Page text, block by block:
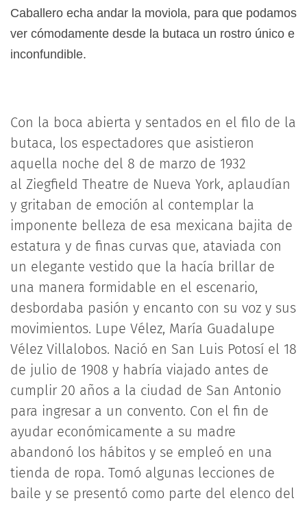
Caballero echa andar la moviola, para que podamos
ver cómodamente desde la butaca un rostro único e
inconfundible.
Con la boca abierta y sentados en el filo de la
butaca, los espectadores que asistieron
aquella noche del 8 de marzo de 1932
al Ziegfield Theatre de Nueva York, aplaudían
y gritaban de emoción al contemplar la
imponente belleza de esa mexicana bajita de
estatura y de finas curvas que, ataviada con
un elegante vestido que la hacía brillar de
una manera formidable en el escenario,
desbordaba pasión y encanto con su voz y sus
movimientos. Lupe Vélez, María Guadalupe
Vélez Villalobos. Nació en San Luis Potosí el 18
de julio de 1908 y habría viajado antes de
cumplir 20 años a la ciudad de San Antonio
para ingresar a un convento. Con el fin de
ayudar económicamente a su madre
abandonó los hábitos y se empleó en una
tienda de ropa. Tomó algunas lecciones de
baile y se presentó como parte del elenco del